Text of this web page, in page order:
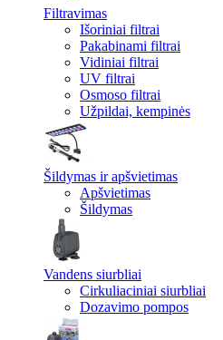
Filtravimas
Išoriniai filtrai
Pakabinami filtrai
Vidiniai filtrai
UV filtrai
Osmoso filtrai
Užpildai, kempinės
Šildymas ir apšvietimas
Apšvietimas
Šildymas
Vandens siurbliai
Cirkuliaciniai siurbliai
Dozavimo pompos